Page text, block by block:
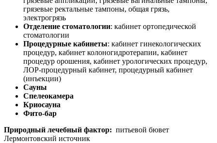
грязевые ректальные тампоны, общая грязь,
электрогрязь
Отделение стоматологии: кабинет ортопедической
стоматологии
Процедурные кабинеты: кабинет гинекологических
процедур, кабинет колоногидротерапии, кабинет
процедур орошения, кабинет урологических процедур,
ЛОР-процедурный кабинет, процедурный кабинет
(инъекции)
Сауны
Спелеокамера
Криосауна
Фито-бар
Природный лечебный фактор: питьевой бювет
Лермонтовский источник